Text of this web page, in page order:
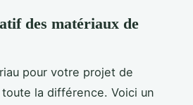
des matériaux de
pour votre projet de
la différence. Voici un